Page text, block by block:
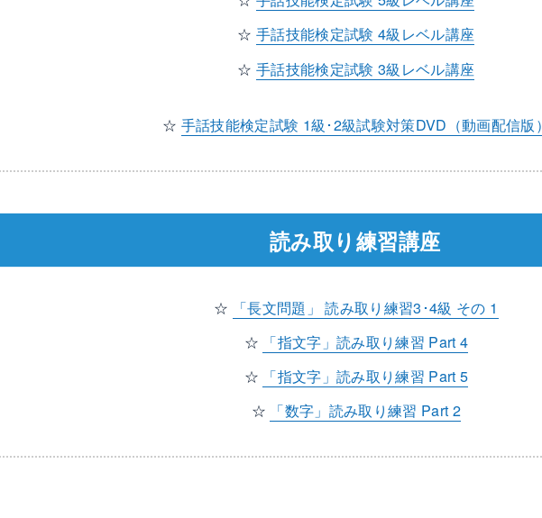
☆手話技能検定試験 4級レベル講座
☆手話技能検定試験 3級レベル講座
☆ 手話技能検定試験 1級･2級試験対策DVD（動画配信版）
読み取り練習講座
☆
「長文問題」 読み取り練習3･4級 その 1
☆ 「指文字」読み取り練習 Part 4
☆ 「指文字」読み取り練習 Part 5
☆ 「数字」読み取り練習 Part 2